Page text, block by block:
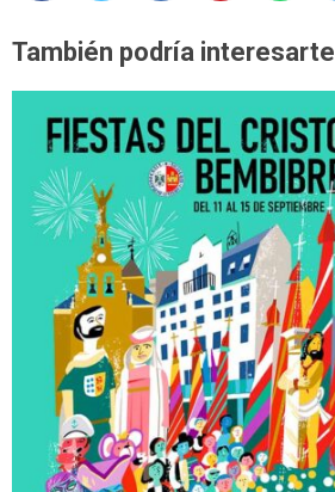
También podría interesarte